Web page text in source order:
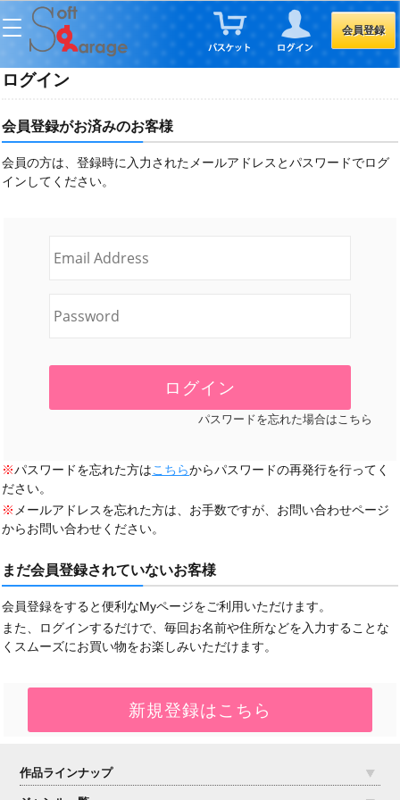
会員登録
ログイン
会員登録がお済みのお客様
会員の方は、登録時に入力されたメールアドレスとパスワードでログ
インしてください。
パスワードを忘れた場合はこちら
※パスワードを忘れた方はこちらからパスワードの再発行を行ってく
ださい。
※ メールアドレスを忘れた方は、お手数ですが、お問い合わせページ
からお問い合わせください。
まだ会員登録されていないお客様
会員登録をすると便利なMyページをご利用いただけます。
また、ログインするだけで、毎回お名前や住所などを入力することな
くスムーズにお買い物をお楽しみいただけます。
作品ラインナップ